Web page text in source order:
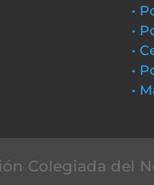
•
•
•
•
•
Colegiada del